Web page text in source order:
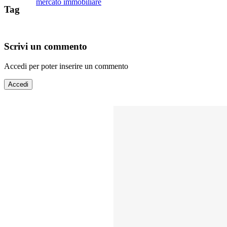
Tag
Scrivi un commento
Accedi per poter inserire un commento
Accedi